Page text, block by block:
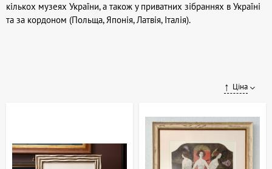
кількох музеях України, а також у приватних зібраннях в Україні
та за кордоном (Польща, Японія, Латвія, Італія).
Ціна